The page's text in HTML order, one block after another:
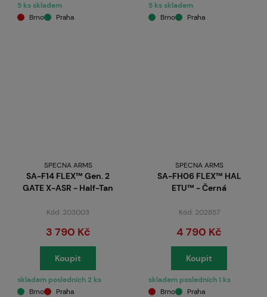
5 ks skladem
Brno
Praha
5 ks skladem
Brno
Praha
SPECNA ARMS
SA-F14 FLEX™ Gen. 2
GATE X-ASR - Half-Tan
Kód: 203003
3 790 Kč
Koupit
skladem posledních 2 ks
Brno
Praha
SPECNA ARMS
SA-FH06 FLEX™ HAL
ETU™ - Černá
Kód: 202857
4 790 Kč
Koupit
skladem posledních 1 ks
Brno
Praha